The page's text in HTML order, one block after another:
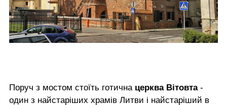
Поруч з мостом стоїть готична церква Вітовта -
один з найстаріших храмів Литви і найстаріший в